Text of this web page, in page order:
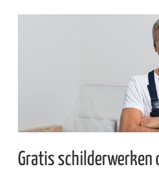
Gratis schilderwerken